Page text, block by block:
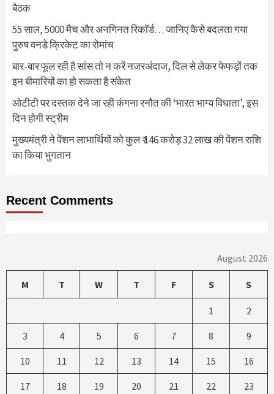
बैठक
55 साल, 5000 मैच और अनगिनत रिकॉर्ड… जानिए कैसे बदलता गया
पुरुष वनडे क्रिकेट का रोमांच
बार-बार फूल रही है सांस तो न करें नजरअंदाज, दिल से लेकर फेफड़ों तक
इन बीमारियों का हो सकता है संकेत
ओटीटी पर दस्तक देने जा रही कंगना रनौत की ‘भारत भाग्य विधाता’, इस
दिन होगी स्ट्रीम
मुख्यमंत्री ने पेंशन लाभार्थियों को कुल ₹ 146 करोड़ 32 लाख की पेंशन राशि
का किया भुगतान
Recent Comments
August 2026
M T W T F S S
1 2
3 4 5 6 7 8 9
10 11 12 13 14 15 16
17 18 19 20 21 22 23